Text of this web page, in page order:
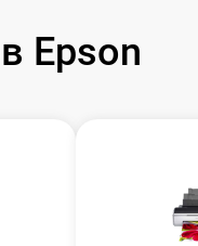
Epson